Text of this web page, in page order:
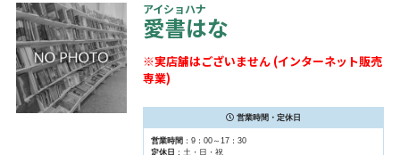
アイショハナ
愛書はな
※実店舗はございません (インターネット販売
専業)
営業時間・定休日
営業時間 ：9：00～17：30
定休日 ：土・日・祝